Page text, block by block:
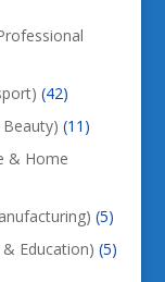
(42)
(11)
& Home
(5)
Education) (5)